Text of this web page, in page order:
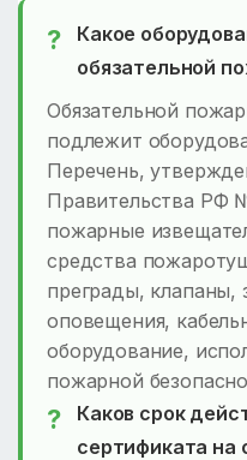
Какое
обязательной
Обязательной
подлежит
Перечень,
Правительства РФ
пожарные
средства
преграды, клапаны,
оповещения,
оборудование,
пожарной
Каков срок
сертификата на